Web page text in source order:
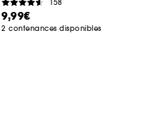
158
9,99€
2 contenances disponibles